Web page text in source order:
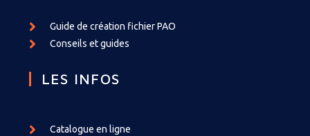
Guide de création fichier PAO
Conseils et guides
LES INFOS
Catalogue en ligne